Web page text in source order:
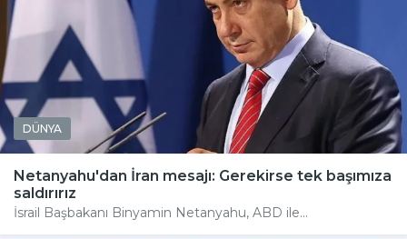
DÜNYA
Netanyahu'dan İran mesajı: Gerekirse tek başımıza
saldırırız
İsrail Başbakanı Binyamin Netanyahu, ABD ile...